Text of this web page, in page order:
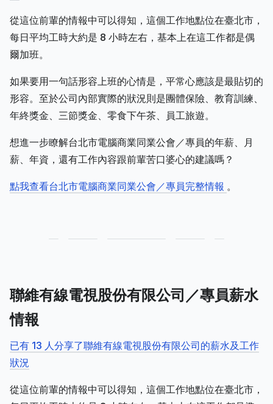
從這位前輩的情報中可以得知，這個工作地點位在臺北市，
每日平均工時大約是 8 小時左右，基本上在這工作都是偶
爾加班。
如果要用一句話形容上班的心情是，平常心應該是最貼切的
形容。至於公司內部實際的狀況則是團體保險、教育訓練、
年終獎金、三節獎金、零食下午茶、員工旅遊。
想進一步瞭解台北市電腦商業同業公會／專員的年薪、月
薪、年資，還有工作內容跟前輩苦口婆心的建議嗎？
點我查看台北市電腦商業同業公會／專員完整情報 。
聯維有線電視股份有限公司／專員薪水
情報
已有 13 人分享了聯維有線電視股份有限公司的薪水及工作
狀況
從這位前輩的情報中可以得知，這個工作地點位在臺北市，